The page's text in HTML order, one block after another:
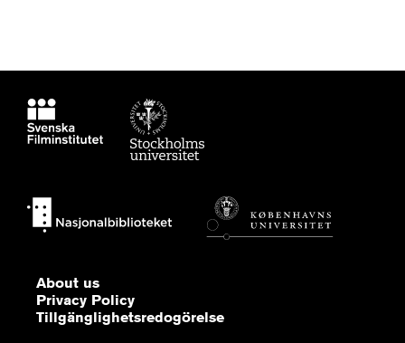
About us
Privacy Policy
Tillgänglighetsredogörelse